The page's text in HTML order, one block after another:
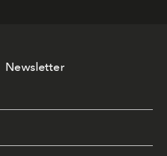
Newsletter